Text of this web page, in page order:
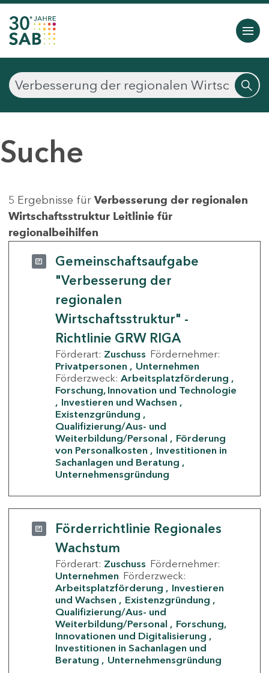
Suche
5 Ergebnisse für Verbesserung der regionalen
Wirtschaftsstruktur Leitlinie für
regionalbeihilfen
Gemeinschaftsaufgabe
"Verbesserung der
regionalen
Wirtschaftsstruktur" -
Richtlinie GRW RIGA
Förderart: Zuschuss Fördernehmer:
Privatpersonen
Unternehmen
Förderzweck: Arbeitsplatzförderung
Forschung, Innovation und Technologie
Investieren und Wachsen
Existenzgründung
Qualifizierung/Aus- und
Weiterbildung/Personal
Förderung
von Personalkosten
Investitionen in
Sachanlagen und Beratung
Unternehmensgründung
Förderrichtlinie Regionales
Wachstum
Förderart: Zuschuss Fördernehmer:
Unternehmen Förderzweck:
Arbeitsplatzförderung
Investieren
und Wachsen
Existenzgründung
Qualifizierung/Aus- und
Weiterbildung/Personal
Forschung,
Innovationen und Digitalisierung
Investitionen in Sachanlagen und
Beratung
Unternehmensgründung